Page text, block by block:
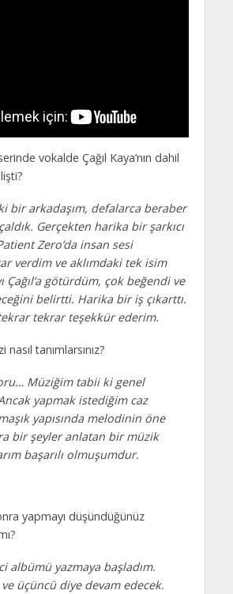
vokalde Çağıl Kaya’nın dahil
bir arkadaşım, defalarca beraber
Gerçekten harika bir şarkıcı
Zero’da insan sesi
verdim ve aklımdaki tek isim
Çağıl’a götürdüm, çok beğendi ve
belirtti. Harika bir iş çıkarttı.
tekrar teşekkür ederim.
tanımlarsınız?
Müziğim tabii ki genel
yapmak istediğim caz
yapısında melodinin öne
bir şeyler anlatan bir müzik
başarılı olmuşumdur.
yapmayı düşündüğünüz
albümü yazmaya başladım.
üçüncü diye devam edecek.